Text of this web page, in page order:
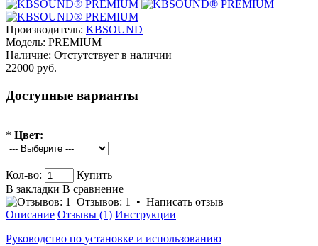
Производитель: KBSOUND
Модель: PREMIUM
Наличие: Отстутствует в наличии
22000 руб.
Доступные варианты
* Цвет:
Кол-во:
Купить
В закладки В сравнение
Отзывов: 1
• Написать отзыв
Описание Отзывы (1) Инструкции
Руководство по установке и использованию